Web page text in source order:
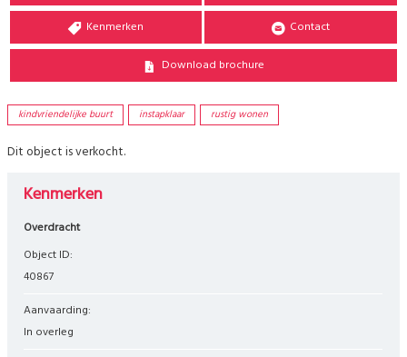
Kenmerken Contact
Download brochure
kindvriendelijke buurt instapklaar rustig wonen
Dit object is verkocht.
Kenmerken
Overdracht
Object ID:
40867
Aanvaarding:
In overleg